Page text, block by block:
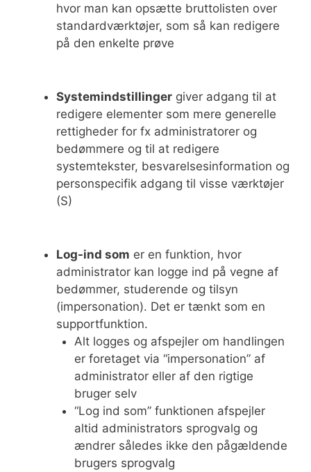
hvor man kan opsætte bruttolisten over
standardværktøjer, som så kan redigere
på den enkelte prøve
Systemindstillinger giver adgang til at
redigere elementer som mere generelle
rettigheder for fx administratorer og
bedømmere og til at redigere
systemtekster, besvarelsesinformation og
personspecifik adgang til visse værktøjer
(S)
Log-ind som er en funktion, hvor
administrator kan logge ind på vegne af
bedømmer, studerende og tilsyn
(impersonation). Det er tænkt som en
supportfunktion.
Alt logges og afspejler om handlingen
er foretaget via “impersonation” af
administrator eller af den rigtige
bruger selv
“Log ind som” funktionen afspejler
altid administrators sprogvalg og
ændrer således ikke den pågældende
brugers sprogvalg